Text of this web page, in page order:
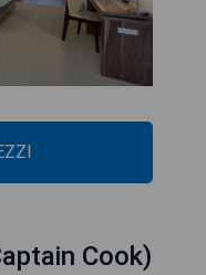
Cook)